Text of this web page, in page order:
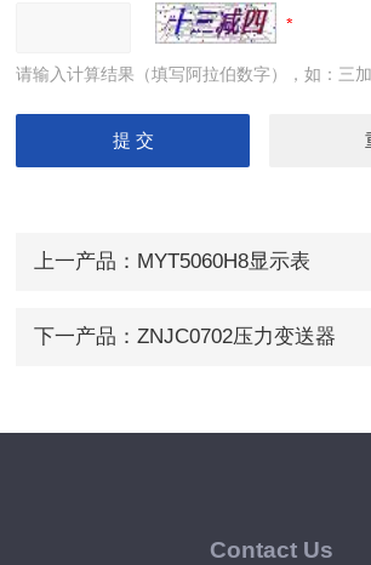
请输入计算结果（填写阿拉伯数字），如：三
上一产品： MYT5060H8显示表
下一产品： ZNJC0702压力变送器
Contact Us